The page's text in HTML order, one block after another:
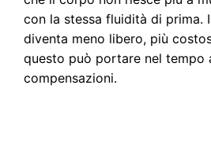
con la stessa fluidità di prima.
diventa meno libero, più
questo può portare nel tempo
compensazioni.